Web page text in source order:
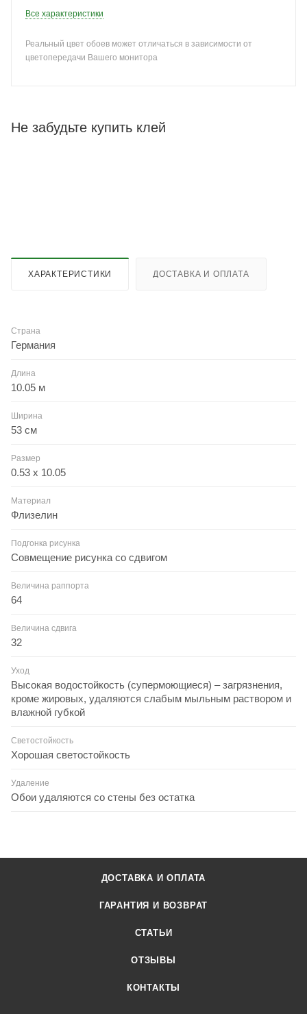
Все характеристики
Реальный цвет обоев может отличаться в зависимости от
цветопередачи Вашего монитора
Не забудьте купить клей
ХАРАКТЕРИСТИКИ ДОСТАВКА И ОПЛАТА
Страна
Германия
Длина
10.05 м
Ширина
53 см
Размер
0.53 x 10.05
Материал
Флизелин
Подгонка рисунка
Совмещение рисунка со сдвигом
Величина раппорта
64
Величина сдвига
32
Уход
Высокая водостойкость (супермоющиеся) – загрязнения,
кроме жировых, удаляются слабым мыльным раствором и
влажной губкой
Светостойкость
Хорошая светостойкость
Удаление
Обои удаляются со стены без остатка
ДОСТАВКА И ОПЛАТА
ГАРАНТИЯ И ВОЗВРАТ
СТАТЬИ
ОТЗЫВЫ
КОНТАКТЫ